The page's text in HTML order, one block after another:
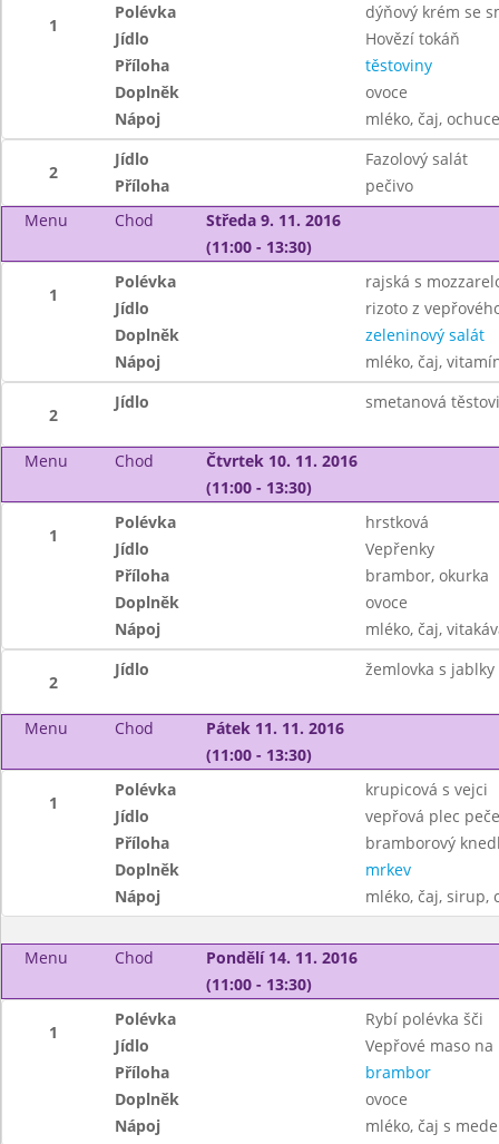
1
Polévka
dýňový krém se
Jídlo
Hovězí tokáň
Příloha
těstoviny
Doplněk
ovoce
Nápoj
mléko, čaj,
2
Jídlo
Fazolový salát
Příloha
pečivo
Menu
Chod
Středa 9. 11. 2016
(11:00 - 13:30)
1
Polévka
rajská s
Jídlo
rizoto z
Doplněk
zeleninový salát
Nápoj
mléko, čaj,
2
Jídlo smetanová
Menu Chod
Čtvrtek 10. 11. 2016
(11:00 - 13:30)
1
Polévka
hrstková
Jídlo
Vepřenky
Příloha
brambor, okurka
Doplněk
ovoce
Nápoj
mléko, čaj,
2
Jídlo žemlovka s
Menu Chod
Pátek 11. 11. 2016
(11:00 - 13:30)
1
Polévka
krupicová s vejci
Jídlo
vepřová plec
Příloha
bramborový
Doplněk
mrkev
Nápoj
mléko, čaj, sirup,
Menu Chod
Pondělí 14. 11. 2016
(11:00 - 13:30)
1
Polévka
Rybí polévka šči
Jídlo
Vepřové maso na
Příloha
brambor
Doplněk
ovoce
Nápoj
mléko, čaj s